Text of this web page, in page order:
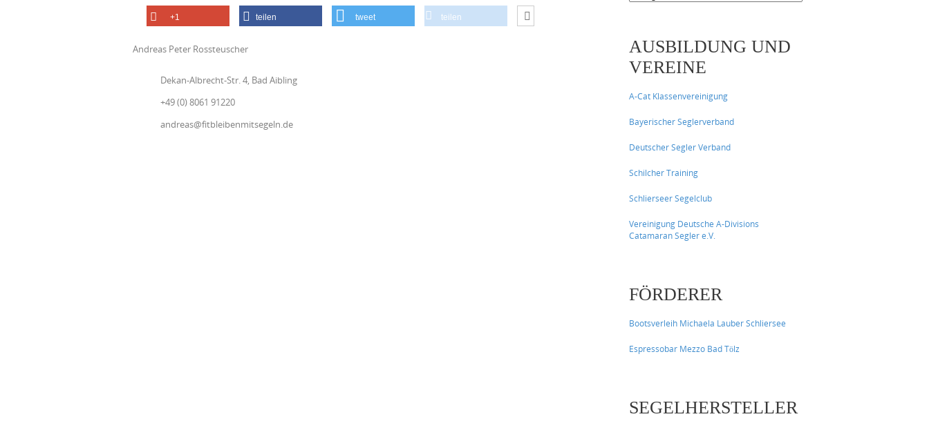
AUSBILDUNG UND
VEREINE
A-Cat Klassenvereinigung
Bayerischer Seglerverband
Deutscher Segler Verband
Schilcher Training
Schlierseer Segelclub
Vereinigung Deutsche A-Divisions
Catamaran Segler e.V.
FÖRDERER
Bootsverleih Michaela Lauber Schliersee
Espressobar Mezzo Bad Tölz
SEGELHERSTELLER
+1 teilen tweet teilen
Andreas Peter Rossteuscher
Dekan-Albrecht-Str. 4, Bad Aibling
+49 (0) 8061 91220
andreas@fitbleibenmitsegeln.de